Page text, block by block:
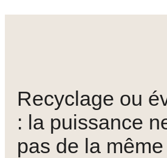
Recyclage ou
: la puissance
pas de la